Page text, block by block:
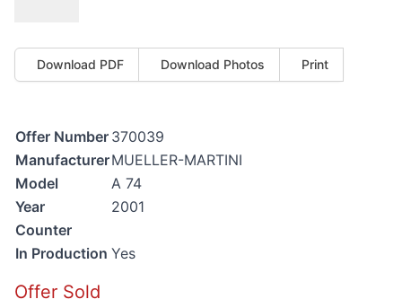
Download PDF Download Photos Print
Offer Number 370039
ManufacturerMUELLER-MARTINI
Model
A 74
Year
2001
Counter
In Production Yes
Offer Sold